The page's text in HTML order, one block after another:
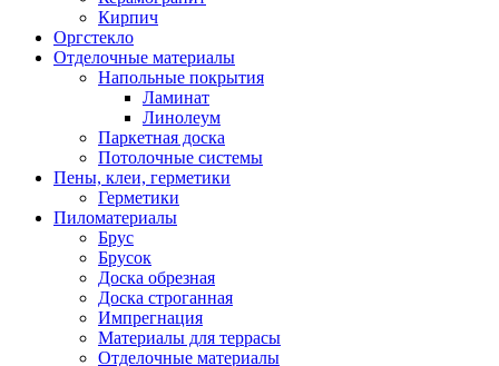
Кирпич
Оргстекло
Отделочные материалы
Напольные покрытия
Ламинат
Линолеум
Паркетная доска
Потолочные системы
Пены, клеи, герметики
Герметики
Пиломатериалы
Брус
Брусок
Доска обрезная
Доска строганная
Импрегнация
Материалы для террасы
Отделочные материалы